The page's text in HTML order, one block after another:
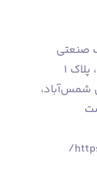
صنعتی
شمس‌آباد،